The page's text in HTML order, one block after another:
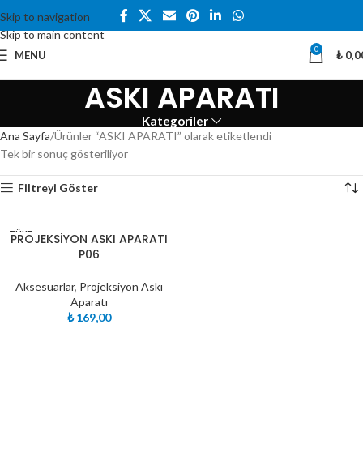
Skip to navigation
Skip to main content
MENU 0 ₺
ASKI APARATI
Kategoriler
Ana Sayfa Ürünler “ASKI APARATI” olarak etiketlendi
Tek bir sonuç gösteriliyor
Filtreyi Göster
TÜKE
NDI
PROJEKSİYON ASKI APARATI
P06
Aksesuarlar, Projeksiyon Askı
Aparatı
₺169,00